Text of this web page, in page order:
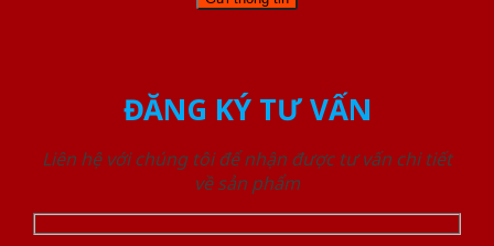
ĐĂNG KÝ TƯ VẤN
Liên hệ với chúng tôi để nhận được tư vấn chi tiết
về sản phẩm